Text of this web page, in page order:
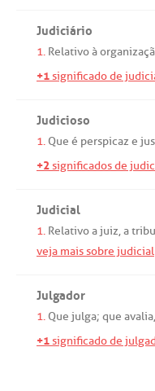
Judiciário
1. Relativoà
+1significado de
Judicioso
1. Que é perspicaz e
+2significados de
Judicial
1. Relativoajuiz,a
veja mais sobre judicial
Julgador
1. Que julga; que avalia,
+1significado de